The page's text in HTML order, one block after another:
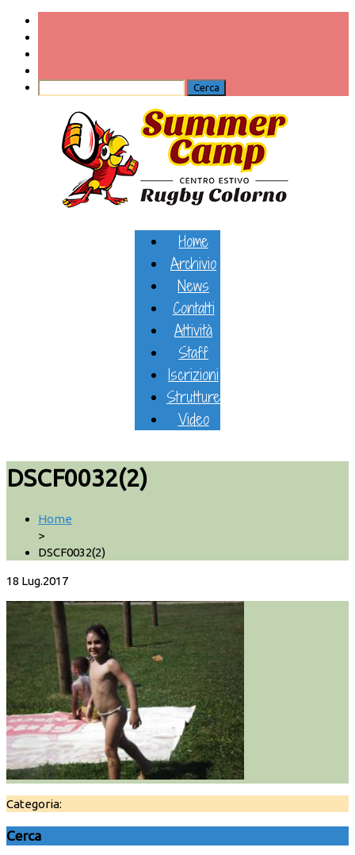
Home
Archivio
News
Contatti
Attività
Staff
Iscrizioni
Strutture
Video
DSCF0032(2)
Home
>
DSCF0032(2)
18 Lug.2017
Categoria:
Cerca